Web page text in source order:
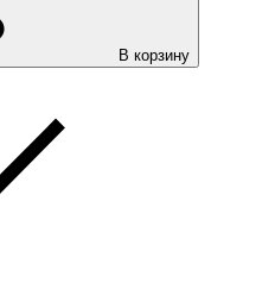
В корзину